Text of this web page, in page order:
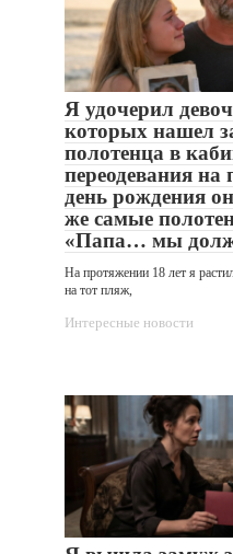
Я удочерил
которых нашел
полотенца в
переодевания
день рождения
же самые
«Папа… мы
На протяжении 18 лет я
на тот пляж,
Интересные новости